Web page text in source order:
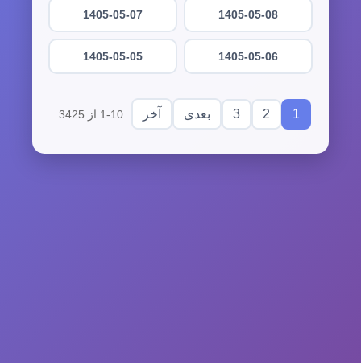
1405-05-08
1405-05-07
1405-05-06
1405-05-05
1
2
3 بعدی آخر 1-10 از 3425